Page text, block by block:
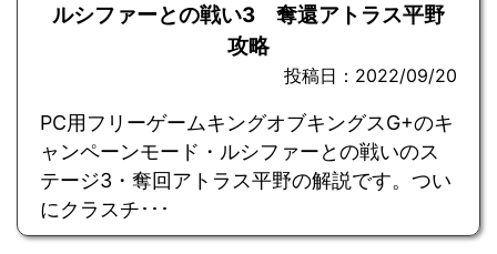
ルシファーとの戦い3 奪還アトラス平野
攻略
投稿日：2022/09/20
PC用フリーゲームキングオブキングスG+のキ
ャンペーンモード・ルシファーとの戦いのス
テージ3・奪回アトラス平野の解説です。つい
にクラスチ･･･